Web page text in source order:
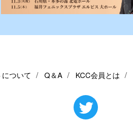
ついて Q＆A KCC会員とは